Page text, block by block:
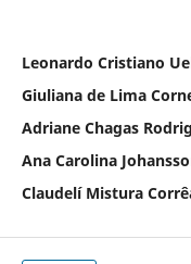
Leonardo Cristiano
Giuliana de Lima
Adriane Chagas
Ana Carolina
Claudelí Mistura